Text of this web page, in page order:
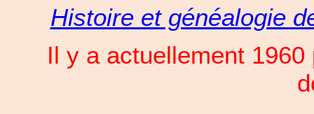
Histoire et généalogie
Il y a actuellement